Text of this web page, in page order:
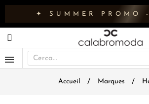
✦ SUMMER PROMO
Accueil Marques